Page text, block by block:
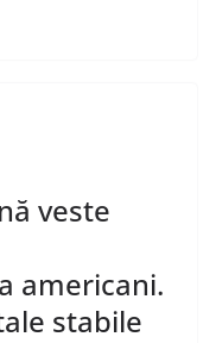
veste
americani.
stabile